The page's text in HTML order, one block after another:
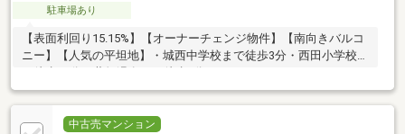
駐車場あり
【表面利回り15.15%】【オーナーチェンジ物件】【南向きバルコ
ニー】【人気の平坦地】・城西中学校まで徒歩3分・西田小学校ま
中古売マンション